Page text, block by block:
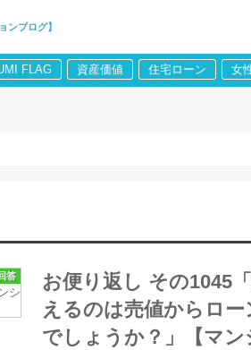
ンブログ】
FLAG 資産価値 住宅ローン 女
答
お便り返し その1045
えるのは売値からロ
でしょうか？」【マン